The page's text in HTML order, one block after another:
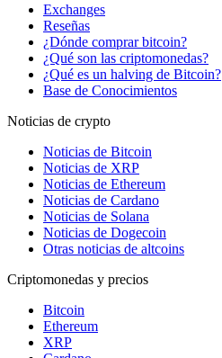
Exchanges
Reseñas
¿Dónde comprar bitcoin?
¿Qué son las criptomonedas?
¿Qué es un halving de Bitcoin?
Base de Conocimientos
Noticias de crypto
Noticias de Bitcoin
Noticias de XRP
Noticias de Ethereum
Noticias de Cardano
Noticias de Solana
Noticias de Dogecoin
Otras noticias de altcoins
Criptomonedas y precios
Bitcoin
Ethereum
XRP